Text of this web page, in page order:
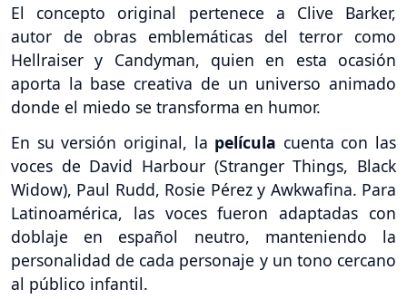
El concepto original pertenece a Clive Barker,
autor de obras emblemáticas del terror como
Hellraiser y Candyman, quien en esta ocasión
aporta la base creativa de un universo animado
donde el miedo se transforma en humor.
En su versión original, la película cuenta con las
voces de David Harbour (Stranger Things, Black
Widow), Paul Rudd, Rosie Pérez y Awkwafina. Para
Latinoamérica, las voces fueron adaptadas con
doblaje en español neutro, manteniendo la
personalidad de cada personaje y un tono cercano
al público infantil.